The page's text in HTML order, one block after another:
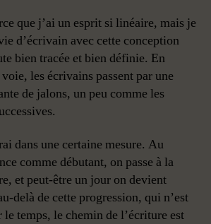
que j’ai un esprit si linéaire, mais je
d’écrivain avec cette conception
bien tracée et bien définie. En
les écrivains passent par une
de jalons, un peu comme les
dans une certaine mesure. Au
comme débutant, on passe à la
et peut-être un jour on devient
delà de cette progression, qui n’est
le temps, le chemin de l’écriture est